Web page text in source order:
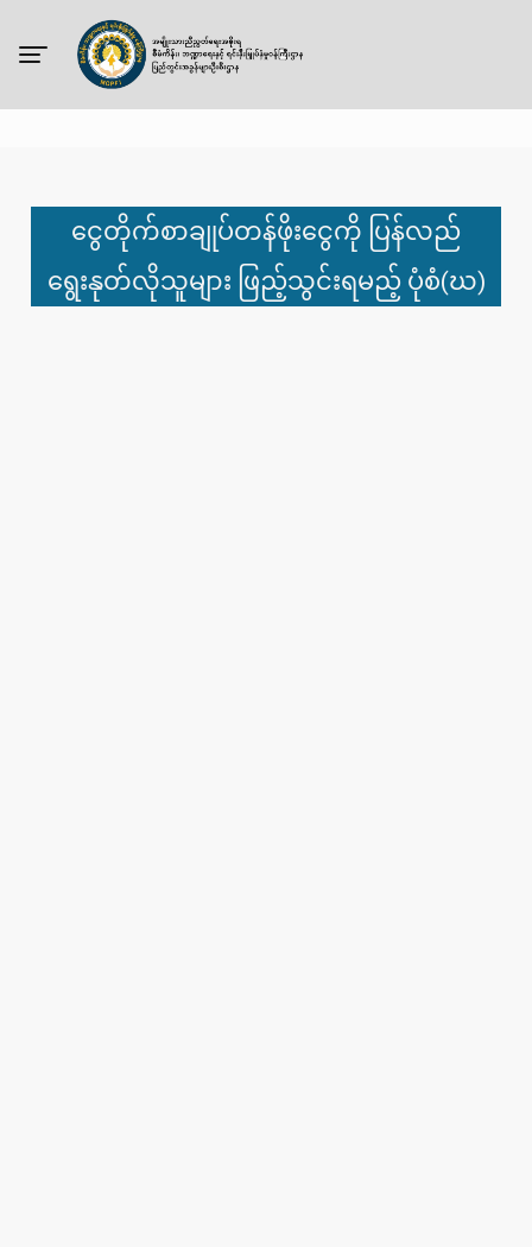
ငွေတိုက်စာချုပ်တန်ဖိုးငွေကို ပြန်လည်
ရွေးနုတ်လိုသူများ ဖြည့်သွင်းရမည့် ပုံစံ(ဃ)